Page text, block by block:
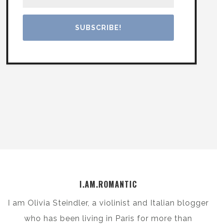
I.AM.ROMANTIC
I am Olivia Steindler, a violinist and Italian blogger
who has been living in Paris for more than